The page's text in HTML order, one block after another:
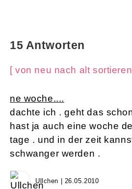
15 Antworten
[ von neu nach alt
ne woche....
dachte ich . geht das
hast ja auch eine woche
tage . und in der zeit
schwanger werden .
Ullchen | 26.05.2010